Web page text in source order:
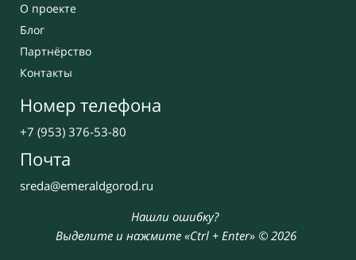
О проекте
Блог
Партнёрство
Контакты
Номер телефона
+7 (953) 376-53-80
Почта
sreda@emeraldgorod.ru
Нашли ошибку?
Выделите и нажмите «Ctrl + Enter» © 2026